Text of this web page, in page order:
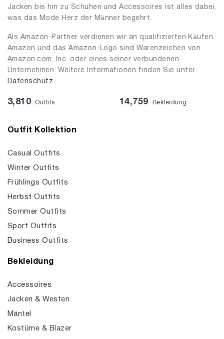
Jacken bis hin zu Schuhen und Accessoires ist alles dabei,
was das Mode Herz der Männer begehrt.
Als Amazon-Partner verdienen wir an qualifizierten Käufen.
Amazon und das Amazon-Logo sind Warenzeichen von
Amazon.com, Inc. oder eines seiner verbundenen
Unternehmen. Weitere Informationen finden Sie unter
Datenschutz
3,810 Outfits 14,759 Bekleidung
Outfit Kollektion
Casual Outfits
Winter Outfits
Frühlings Outfits
Herbst Outfits
Sommer Outfits
Sport Outfits
Business Outfits
Bekleidung
Accessoires
Jacken & Westen
Mäntel
Kostüme & Blazer